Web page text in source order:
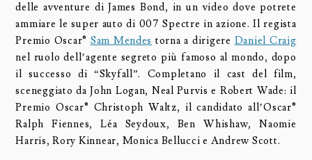
delle avventure di James Bond, in un video dove potrete
ammiare le super auto di 007 Spectre in azione. Il regista
Premio Oscar® Sam Mendes torna a dirigere Daniel Craig
nel ruolo dell’agente segreto più famoso al mondo, dopo
il successo di “Skyfall”. Completano il cast del film,
sceneggiato da John Logan, Neal Purvis e Robert Wade: il
Premio Oscar® Christoph Waltz, il candidato all’Oscar®
Ralph Fiennes, Léa Seydoux, Ben Whishaw, Naomie
Harris, Rory Kinnear, Monica Bellucci e Andrew Scott.